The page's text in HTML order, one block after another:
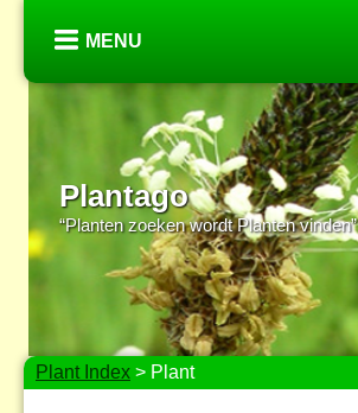
MENU
Plantago
“Planten zoeken wordt Planten vinden”
Plant Index > Plant